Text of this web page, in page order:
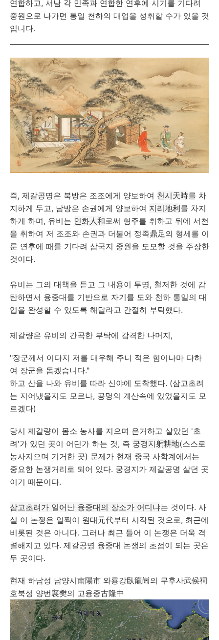
연합하고, 서남 각 민족과 연합한 연후에 시기를 기다려
중원으로 나가면 통일 천하의 대업을 성취할 수가 있을 것
입니다.
즉, 제갈공명은 북방은 조조에게 양보하여 천시天時를 차
지하게 두고, 남방은 손권에게 양보하여 지리地利를 차지
하게 하며, 유비는 인화人和 로써 형주를 취하고 뒤에 서천
을 취하여 저 조조와 손권과 더불어 정족鼎足의 형세를 이
룬 연후에 때를 기다려 삼국지 중원을 도모할 것을 주장한
것이다.
유비는 그의 대책을 듣고 그 내용이 투명, 철저한 것에 감
탄하면서 융중대를 기반으로 자기를 도와 천하 통일의 대
업을 완성할 수 있도록 해달라고 간절히 부탁했다.
제갈량은 유비의 간곡한 부탁에 감격한 나머지,
"장군께서 이다지 저를 대우해 주니 적은 힘이나마 다하
여 장군을 돕겠습니다."
하고 산을 나와 유비를 따라 신야에 도착했다. (삼고초려
는 지어냈을지도 모르나, 공명의 계산속에 있었을지도 모
르겠다)
당시 제갈량이 몸소 농사를 지으며 은거하고 살았던 '초
려'가 있던 곳이 어딘가 하는 것, 즉 궁경지躬耕地(스스로
농사지으며 기거한 곳) 문제가 현재 중국 사학계에서는
중요한 논쟁거리로 되어 있다. 궁경지가 제갈공명 살던 곳
이기 때문이다.
삼고초려가 일어난 융중대의 장소가 어디냐는 것이다. 사
실 이 논쟁은 일찍이 원대元代부터 시작된 것으로, 최근에
비롯된 것은 아니다. 그러나 최근 들어 이 논쟁은 더욱 격
렬해지고 있다. 제갈공명 융중대 논쟁의 초점이 되는 곳은
두 곳이다.
현재 하남성 남양시南陽市 와룡강臥龍崗의 무후사武侯祠
호북성 양번襄樊의 고융중古隆中